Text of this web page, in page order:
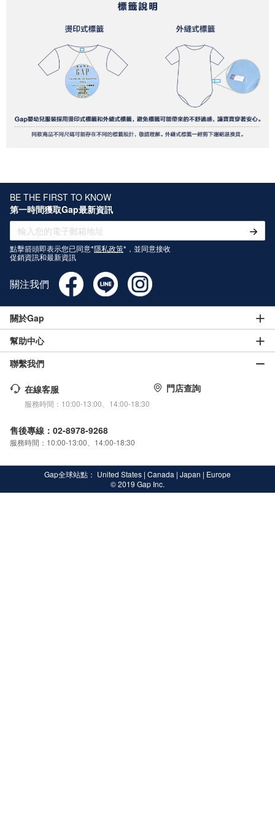
BE THE FIRST TO KNOW
第一時間獲取Gap最新資訊
點擊箭頭即表示您已同意*隱私政策*，並同意接收
促銷資訊和最新資訊
關注我們
關於Gap
幫助中心
聯繫我們
在線客服
服務時間：10:00-13:00、14:00-18:30
門店查詢
售後專線：02-8978-9268
服務時間：10:00-13:00、14:00-18:30
Gap全球站點： United States | Canada | Japan | Europe
© 2019 Gap Inc.